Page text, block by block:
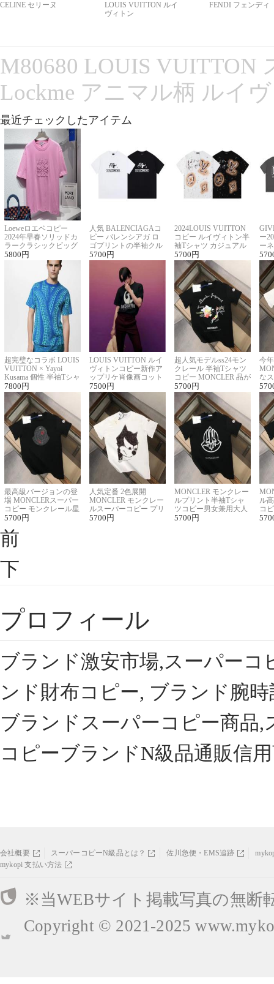
CELINE セリーヌ
LOUIS VUITTON ルイ
ヴィトン
FENDI フェンディ
M80680 LOUIS VUITTON
Lockme アニマル柄 ルイ
最近チェックしたアイテム
Loeweロエベコピー
2024年早春ソリッドカ
ラークラシックビッグ
ロゴ刺繍Tシャツ
5800 円
人気 BALENCIAGAコ
ピー バレンシアガ ロ
ゴプリントの半袖クル
ーネックTシャツ
5700 円
2024LOUIS VUITTON
コピー ルイヴィトン半
袖Tシャツ カジュアル
に馴染む 2色展開
5700 円
ー
ー
ー
超完璧なコラボ LOUIS
VUITTON × Yayoi
Kusama 個性 半袖Tシャ
ツコピー男女兼用
7800 円
LOUIS VUITTON ルイ
ヴィトンコピー新作ア
ップリケ肖像画コット
ンニット半袖Tシャツ
7500 円
超人気モデルss24モン
クレール 半袖Tシャツ
コピー MONCLER 品が
良く見た目
5700 円
今
な
ル
最高級バージョンの登
場 MONCLERスーパー
コピー モンクレール星
座半袖Tシャツ
5700 円
人気定番 2色展開
MONCLER モンクレー
ルスーパーコピー プリ
ント半袖Tシャツ
5700 円
MONCLER モンクレー
ルプリント半袖Tシャ
ツコピー男女兼用大人
可愛い春夏コーデ
5700 円
ル
コ
ィ
前
下
プロフィール
ブランド激安市場,スーパー
ンド財布コピー, ブランド腕
ブランドスーパーコピー商品
コピーブランドN級品通販信
会社概要 スーパーコピーN級品とは？ 佐川急便・EMS追跡
mykopi 支払い方法
※当WEBサイト掲載写真の無断
Copyright © 2021-2025